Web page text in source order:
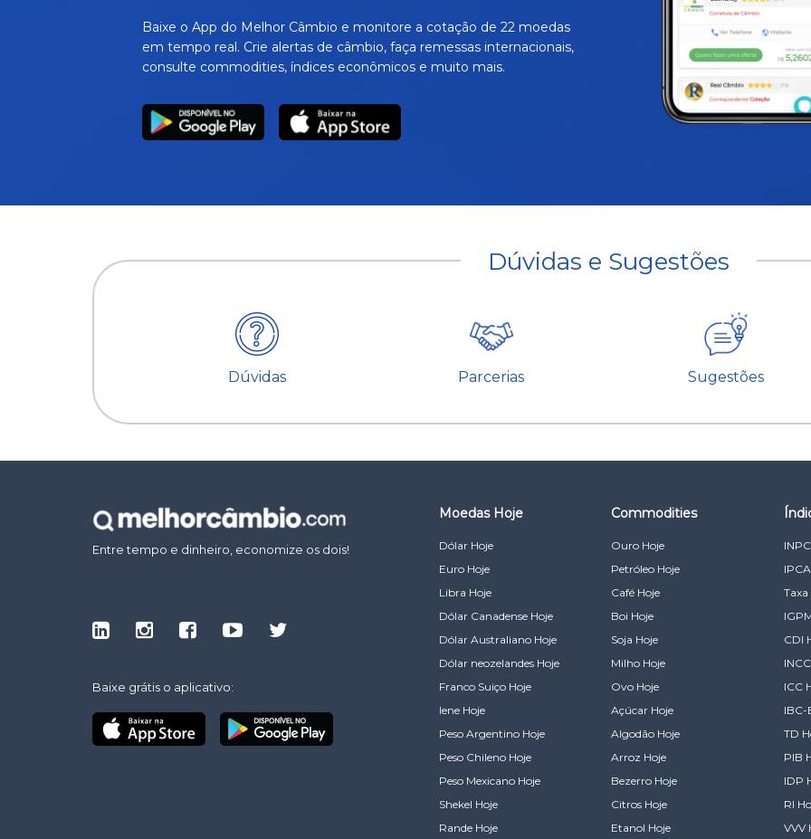
Baixe o App do Melhor Câmbio e monitore a cotação de 22 moedas
em tempo real. Crie alertas de câmbio, faça remessas internacionais,
consulte commodities, índices econômicos e muito mais.
Dúvidas e Sugestões
Dúvidas Parcerias Sugestões
Entre tempo e dinheiro, economize os dois!
Baixe grátis o aplicativo:
Moedas Hoje
Dólar Hoje
Euro Hoje
Libra Hoje
Dólar Canadense Hoje
Dólar Australiano Hoje
Dólar neozelandes Hoje
Franco Suiço Hoje
Iene Hoje
Peso Argentino Hoje
Peso Chileno Hoje
Peso Mexicano Hoje
Shekel Hoje
Rande Hoje
Commodities
Ouro Hoje
Petróleo Hoje
Café Hoje
Boi Hoje
Soja Hoje
Milho Hoje
Ovo Hoje
Açúcar Hoje
Algodão Hoje
Arroz Hoje
Bezerro Hoje
Citros Hoje
Etanol Hoje
Taxa
CDI
ICC
IBC-
TD
PIB
IDP
RI
VVV